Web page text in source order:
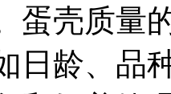
蛋壳质量
日龄、品